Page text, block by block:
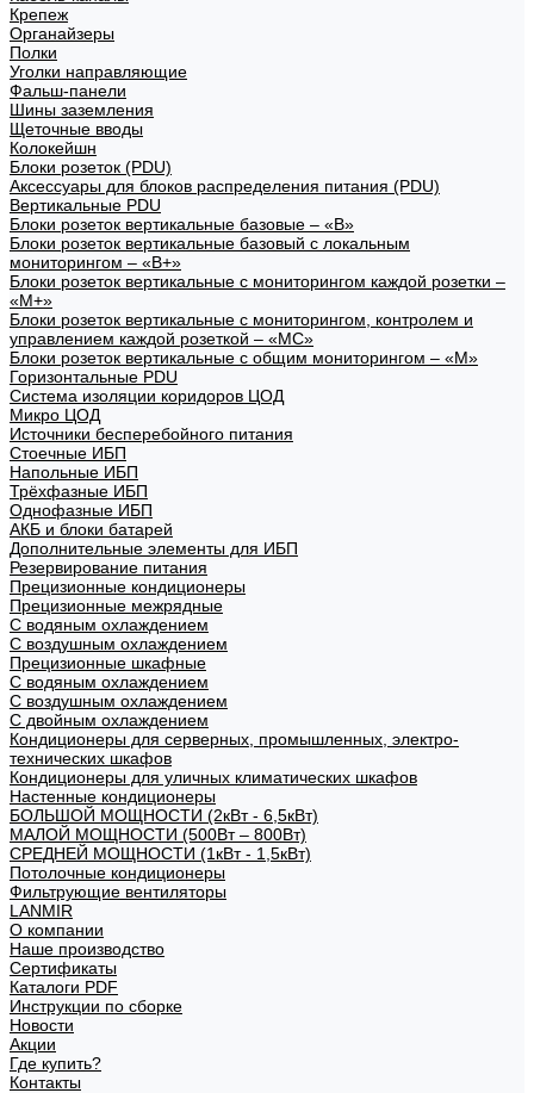
Крепеж
Органайзеры
Полки
Уголки направляющие
Фальш-панели
Шины заземления
Щеточные вводы
Колокейшн
Блоки розеток (PDU)
Аксессуары для блоков распределения питания (PDU)
Вертикальные PDU
Блоки розеток вертикальные базовые – «В»
Блоки розеток вертикальные базовый с локальным
мониторингом – «В+»
Блоки розеток вертикальные с мониторингом каждой розетки –
«М+»
Блоки розеток вертикальные с мониторингом, контролем и
управлением каждой розеткой – «МС»
Блоки розеток вертикальные с общим мониторингом – «М»
Горизонтальные PDU
Система изоляции коридоров ЦОД
Микро ЦОД
Источники бесперебойного питания
Стоечные ИБП
Напольные ИБП
Трёхфазные ИБП
Однофазные ИБП
АКБ и блоки батарей
Дополнительные элементы для ИБП
Резервирование питания
Прецизионные кондиционеры
Прецизионные межрядные
С водяным охлаждением
С воздушным охлаждением
Прецизионные шкафные
С водяным охлаждением
С воздушным охлаждением
С двойным охлаждением
Кондиционеры для серверных, промышленных, электро-
технических шкафов
Кондиционеры для уличных климатических шкафов
Настенные кондиционеры
БОЛЬШОЙ МОЩНОСТИ (2кВт - 6,5кВт)
МАЛОЙ МОЩНОСТИ (500Вт – 800Вт)
СРЕДНЕЙ МОЩНОСТИ (1кВт - 1,5кВт)
Потолочные кондиционеры
Фильтрующие вентиляторы
LANMIR
О компании
Наше производство
Сертификаты
Каталоги PDF
Инструкции по сборке
Новости
Акции
Где купить?
Контакты